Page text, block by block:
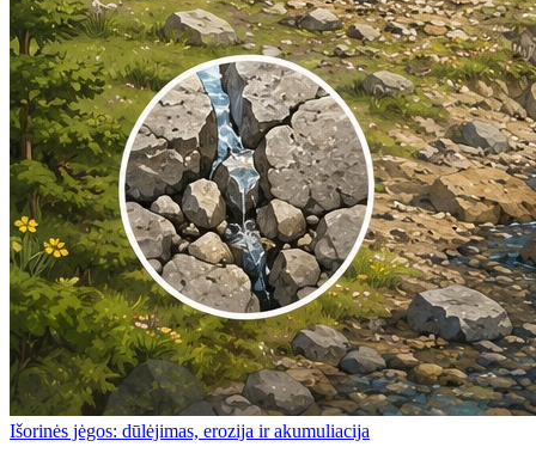
Išorinės jėgos: dūlėjimas, erozija ir akumuliacija